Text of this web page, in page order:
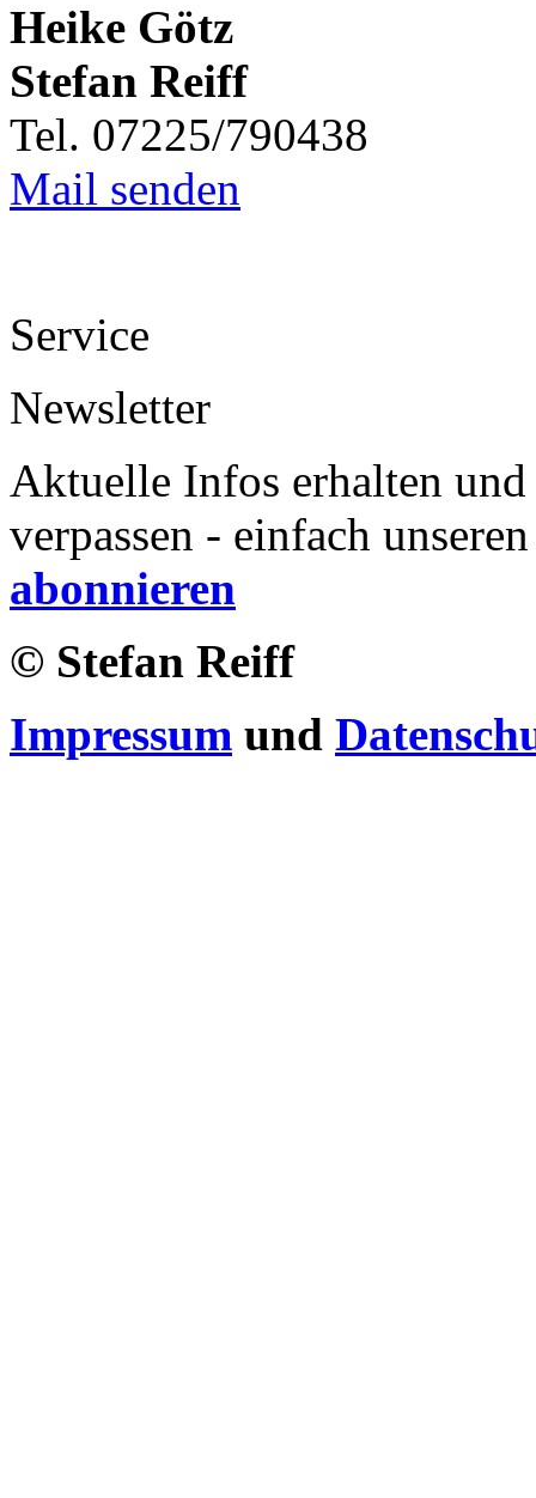
Heike Götz
Stefan Reiff
Tel. 07225/790438
Mail senden
Service
Newsletter
Aktuelle Infos erhalten
verpassen - einfach
abonnieren
© Stefan Reiff
Impressum und